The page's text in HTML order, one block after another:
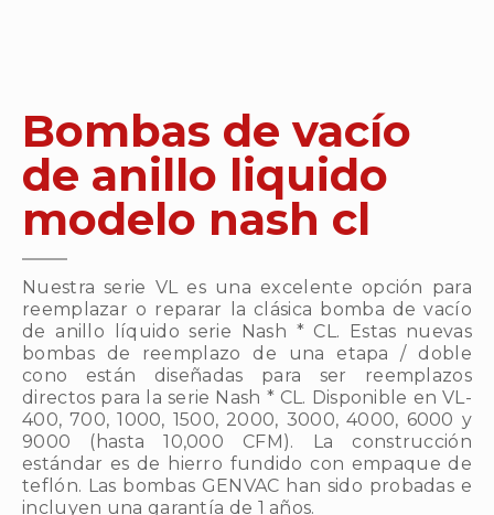
Bombas de vacío
de anillo liquido
modelo nash cl
Nuestra serie VL es una excelente opción para
reemplazar o reparar la clásica bomba de vacío
de anillo líquido serie Nash * CL. Estas nuevas
bombas de reemplazo de una etapa / doble
cono están diseñadas para ser reemplazos
directos para la serie Nash * CL. Disponible en VL-
400, 700, 1000, 1500, 2000, 3000, 4000, 6000 y
9000 (hasta 10,000 CFM). La construcción
estándar es de hierro fundido con empaque de
teflón. Las bombas GENVAC han sido probadas e
incluyen una garantía de 1 años.